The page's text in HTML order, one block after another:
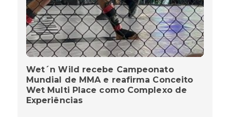
Wet´n Wild recebe Campeonato
Mundial de MMA e reafirma Conceito
Wet Multi Place como Complexo de
Experiências